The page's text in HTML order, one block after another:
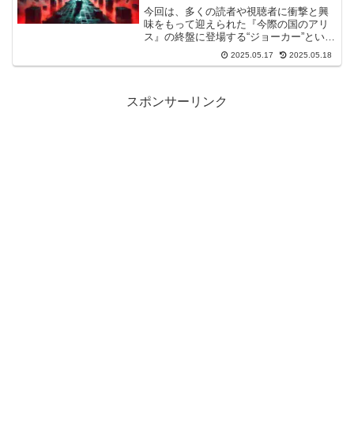
は？
今回は、多くの読者や視聴者に衝撃と興
味をもって迎えられた『今際の国のアリ
ス』の終盤に登場する“ジョーカー”という
存在について、じっくりと解説していき
たいと思います✨このジョーカーという
2025.05.17 2025.05.18
スポンサーリンク